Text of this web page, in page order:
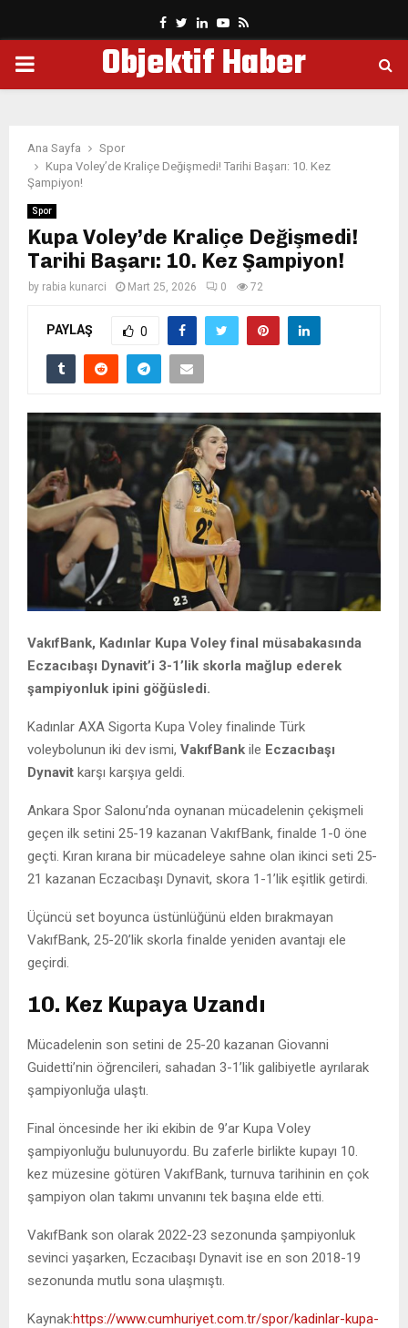
Facebook
Twitter
LinkedinYoutube
Rss
PRIMARYObjektif Haber
Ana Sayfa
Spor
Kupa Voley’de Kraliçe Değişmedi! Tarihi Başarı: 10. Kez
Şampiyon!
Spor
Kupa Voley’de Kraliçe Değişmedi!
Tarihi Başarı: 10. Kez Şampiyon!
by rabia kunarci Mart 25, 2026 0 72
PAYLAŞ 0
VakıfBank, Kadınlar Kupa Voley final müsabakasında
Eczacıbaşı Dynavit’i 3-1’lik skorla mağlup ederek
şampiyonluk ipini göğüsledi.
Kadınlar AXA Sigorta Kupa Voley finalinde Türk
voleybolunun iki dev ismi, VakıfBank ile Eczacıbaşı
Dynavit karşı karşıya geldi.
Ankara Spor Salonu’nda oynanan mücadelenin çekişmeli
geçen ilk setini 25-19 kazanan VakıfBank, finalde 1-0 öne
geçti. Kıran kırana bir mücadeleye sahne olan ikinci seti 25-
21 kazanan Eczacıbaşı Dynavit, skora 1-1’lik eşitlik getirdi.
Üçüncü set boyunca üstünlüğünü elden bırakmayan
VakıfBank, 25-20’lik skorla finalde yeniden avantajı ele
geçirdi.
10. Kez Kupaya Uzandı
Mücadelenin son setini de 25-20 kazanan Giovanni
Guidetti’nin öğrencileri, sahadan 3-1’lik galibiyetle ayrılarak
şampiyonluğa ulaştı.
Final öncesinde her iki ekibin de 9’ar Kupa Voley
şampiyonluğu bulunuyordu. Bu zaferle birlikte kupayı 10.
kez müzesine götüren VakıfBank, turnuva tarihinin en çok
şampiyon olan takımı unvanını tek başına elde etti.
VakıfBank son olarak 2022-23 sezonunda şampiyonluk
sevinci yaşarken, Eczacıbaşı Dynavit ise en son 2018-19
sezonunda mutlu sona ulaşmıştı.
Kaynak:https://www.cumhuriyet.com.tr/spor/kadinlar-kupa-